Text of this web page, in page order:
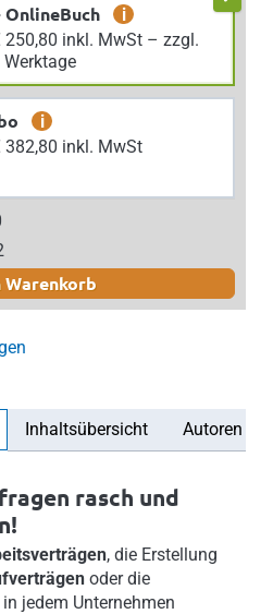
OnlineBuch
i
250,80 inkl. MwSt – zzgl.
Werktage
i
382,80 inkl. MwSt
Warenkorb
Inhaltsübersicht Autoren
rasch und
, die Erstellung
oder die
jedem Unternehmen